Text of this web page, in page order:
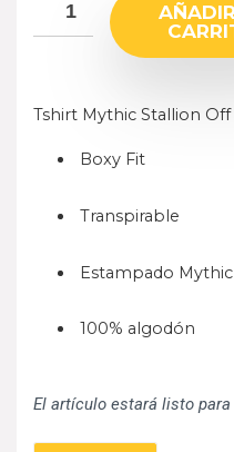
Tshirt Mythic Stallion
Boxy Fit
Transpirable
Estampado
100% algodón
El artículo estará listo